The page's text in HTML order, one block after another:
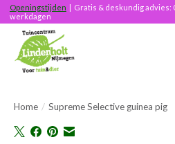
Openingstijden | Gratis & deskundig
werkdagen
Home / Supreme Selective guinea pig